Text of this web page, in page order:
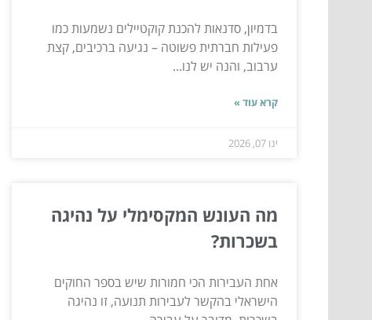
בדמיון, סדנאות להכנת קוקטיילים נשמעות כמו
פעילות חברתית פשוטה – נגיעה ברכיבים, קצת
ערבוב, והנה יש לנו...
קרא עוד »
ינו 07, 2026
מה העונש המקסימלי על נהיגה
בשכרות?
אחת העבירות הכי חמורות שיש בספר החוקים
הישראלי בהקשר לעבירות תנועה, זו נהיגה